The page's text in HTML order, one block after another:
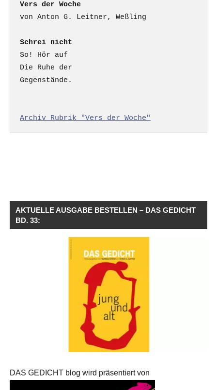
Vers der Woche
Schrei nicht
So! Hör auf
Die Ruhe der
Gegenstände.
Archiv Rubrik "Vers der Woche"
AKTUELLE AUSGABE BESTELLEN – DAS GEDICHT
BD. 33:
DAS GEDICHT blog wird präsentiert von